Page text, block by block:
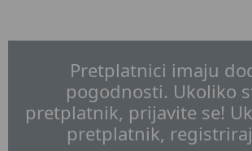
Pretplatnici imaju
pogodnosti. Ukoliko
pretplatnik, prijavite se!
pretplatnik,